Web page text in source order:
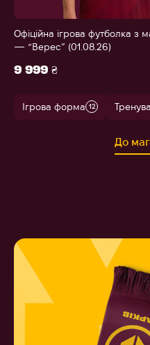
Офіційна ігрова футболка з
— “Верес” (01.08.26)
9 999 ₴
Ігрова форма 12
До